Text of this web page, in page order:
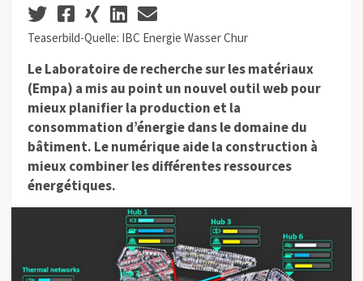
Teaserbild-Quelle: IBC Energie Wasser Chur
Le Laboratoire de recherche sur les matériaux
(Empa) a mis au point un nouvel outil web pour
mieux planifier la production et la
consommation d’énergie dans le domaine du
bâtiment. Le numérique aide la construction à
mieux combiner les différentes ressources
énergétiques.